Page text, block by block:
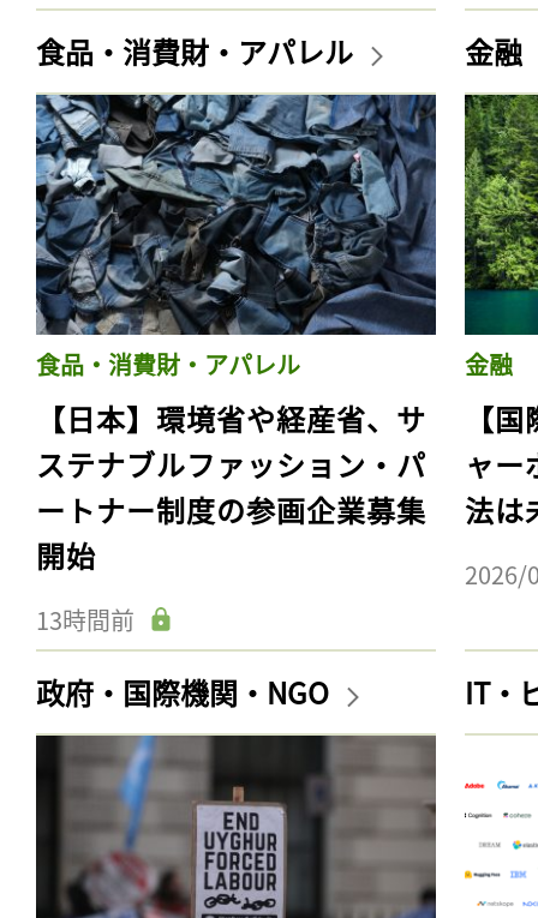
食品・消費財・アパレル
食品・消費財・アパレル
【日本】環境省や経産省、サ
ステナブルファッション・パ
ートナー制度の参画企業募集
開始
13時間前
金融
金融
【
ャー
法は
2026/
政府・国際機関・NGO IT・